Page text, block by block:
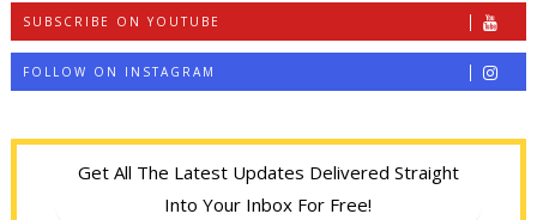
SUBSCRIBE ON YOUTUBE
FOLLOW ON INSTAGRAM
Get All The Latest Updates Delivered Straight
Into Your Inbox For Free!